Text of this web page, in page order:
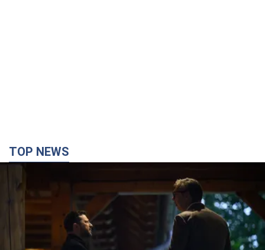
TOP NEWS